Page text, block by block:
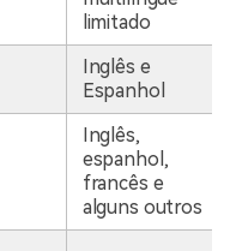
limitado
Inglês e
Espanhol
Inglês,
espanhol,
francês e
alguns outros